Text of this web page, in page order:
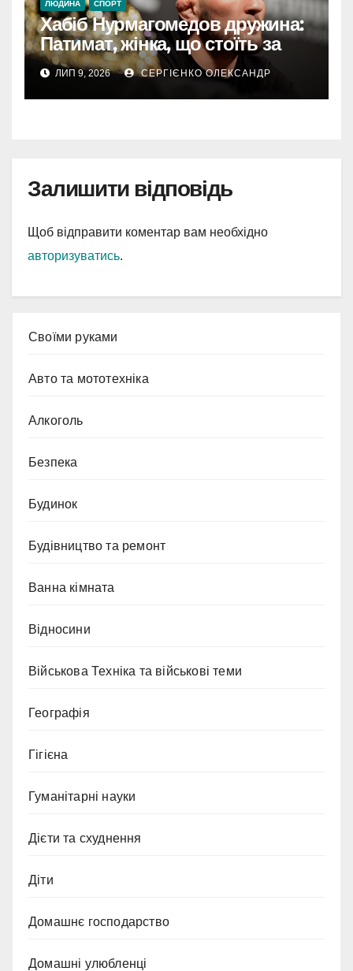
ЛЮДИНА СПОРТ
Хабіб Нурмагомедов дружина:
Патимат, жінка, що стоїть за
успіхом легенди UFC
ЛИП 9, 2026 СЕРГІЄНКО ОЛЕКСАНДР
Залишити відповідь
Щоб відправити коментар вам необхідно
авторизуватись.
Cвоїми руками
Авто та мототехніка
Алкоголь
Безпека
Будинок
Будівництво та ремонт
Ванна кімната
Відносини
Військова Техніка та військові теми
Географія
Гігієна
Гуманітарні науки
Дієти та схуднення
Діти
Домашнє господарство
Домашні улюбленці